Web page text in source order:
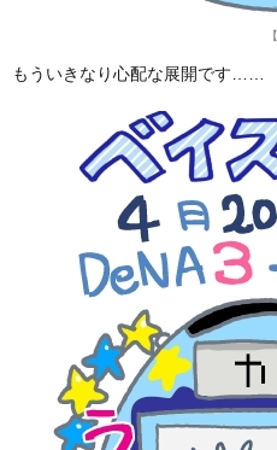
もういきなり心配な展開です……